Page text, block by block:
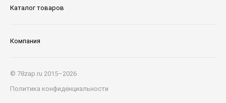
Каталог товаров
Компания
© 78zap.ru 2015–2026
Политика конфиденциальности